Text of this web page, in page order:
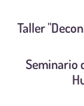
Taller
Seminario